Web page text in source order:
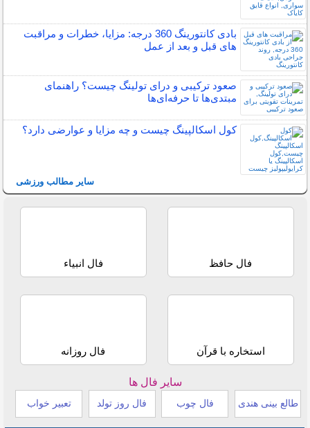
بادی کانتورینگ 360 درجه: مزایا، خطرات و مراقبت
های قبل و بعد از عمل
صعود ترکیبی و درای تولینگ چیست؟ راهنمای
مبتدی‌ها تا حرفه‌ای‌ها
کول اسکالپینگ چیست و چه مزایا و عوارضی دارد؟
سایر مطالب ورزشی
فال حافظ فال انبیاء
استخاره با قرآن فال روزانه
سایر فال ها
طالع بینی هندی فال چوب فال روز تولد تعبیر خواب